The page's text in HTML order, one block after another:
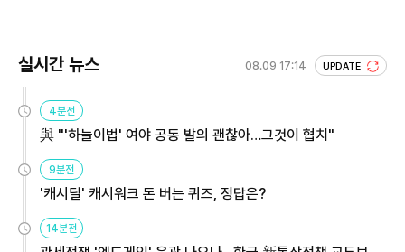
실시간 뉴스 08.09 17:14 UPDATE
4분전
與 "'하늘이법' 여야 공동 발의 괜찮아…그것이 협치"
9분전
'캐시딜' 캐시워크 돈 버는 퀴즈, 정답은?
14분전